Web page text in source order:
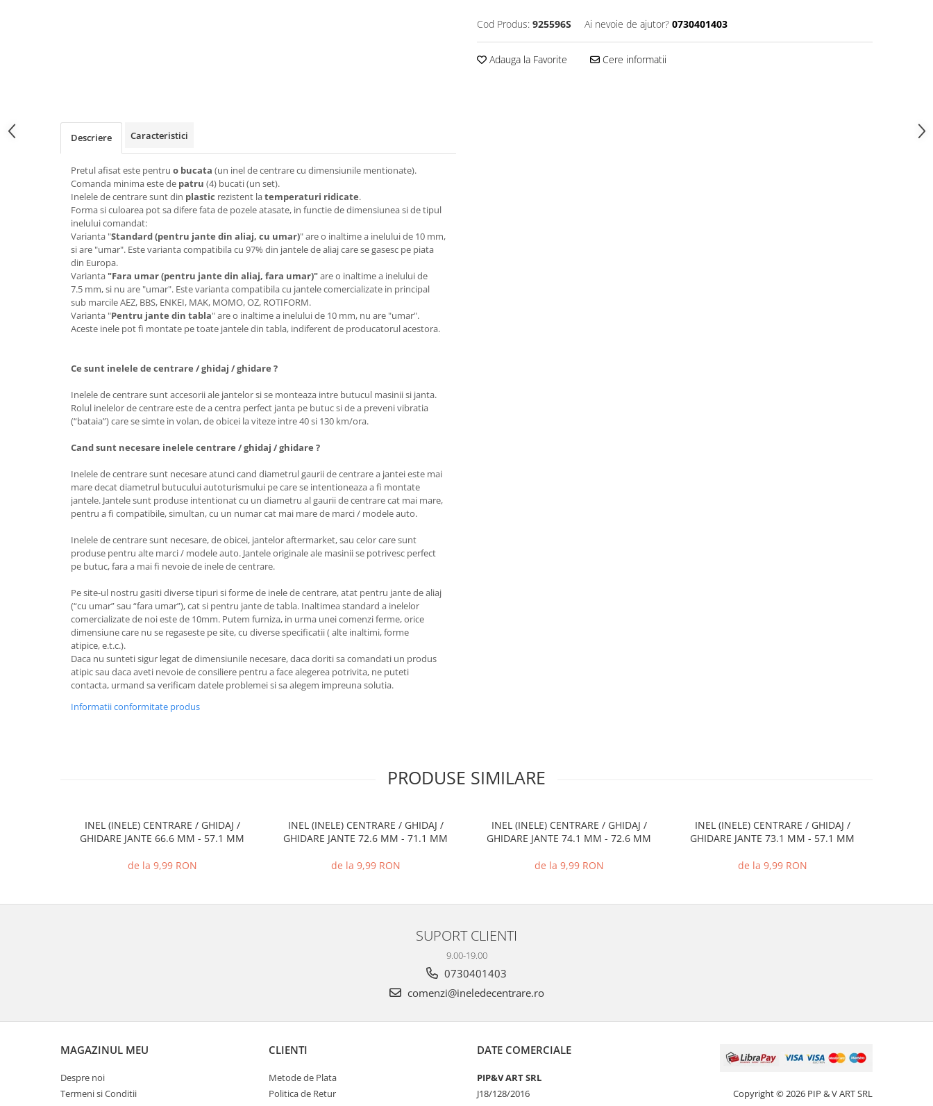
Cod Produs: 925596S Ai nevoie de ajutor? 0730401403
Adauga la Favorite Cere informatii
Descriere Caracteristici
Pretul afisat este pentru o bucata (un inel de centrare cu dimensiunile mentionate).
Comanda minima este de patru (4) bucati (un set).
Inelele de centrare sunt din plastic rezistent latemperaturi ridicate.
Forma si culoarea pot sa difere fata de pozele atasate, in functie de dimensiunea si de tipul
inelului comandat:
Varianta "Standard (pentru jante din aliaj, cu umar)" are o inaltime a inelului de 10 mm,
si are "umar". Este varianta compatibila cu 97% din jantele de aliaj care se gasesc pe piata
din Europa.
Varianta "Fara umar (pentru jante din aliaj, fara umar)"are o inaltime a inelului de
7.5 mm, si nu are "umar". Este varianta compatibila cu jantele comercializate in principal
sub marcile AEZ, BBS, ENKEI, MAK, MOMO, OZ, ROTIFORM.
Varianta "Pentru jante din tabla" are o inaltime a inelului de 10 mm, nu are "umar".
Aceste inele pot fi montate pe toate jantele din tabla, indiferent de producatorul acestora.
Ce sunt inelele de centrare / ghidaj / ghidare ?
Inelele de centrare sunt accesorii ale jantelor si se monteaza intre butucul masinii si janta.
Rolul inelelor de centrare este de a centra perfect janta pe butuc si de a preveni vibratia
(“bataia”) care se simte in volan, de obicei la viteze intre 40 si 130 km/ora.
Cand sunt necesare inelele centrare / ghidaj / ghidare ?
Inelele de centrare sunt necesare atunci cand diametrul gaurii de centrare a jantei este mai
mare decat diametrul butucului autoturismului pe care se intentioneaza a fi montate
jantele. Jantele sunt produse intentionat cu un diametru al gaurii de centrare cat mai mare,
pentru a fi compatibile, simultan, cu un numar cat mai mare de marci / modele auto.
Inelele de centrare sunt necesare, de obicei, jantelor aftermarket, sau celor care sunt
produse pentru alte marci / modele auto. Jantele originale ale masinii se potrivesc perfect
pe butuc, fara a mai fi nevoie de inele de centrare.
Pe site-ul nostru gasiti diverse tipuri si forme de inele de centrare, atat pentru jante de aliaj
(“cu umar” sau “fara umar”), cat si pentru jante de tabla. Inaltimea standard a inelelor
comercializate de noi este de 10mm. Putem furniza, in urma unei comenzi ferme, orice
dimensiune care nu se regaseste pe site, cu diverse specificatii ( alte inaltimi, forme
atipice, e.t.c.).
Daca nu sunteti sigur legat de dimensiunile necesare, daca doriti sa comandati un produs
atipic sau daca aveti nevoie de consiliere pentru a face alegerea potrivita, ne puteti
contacta, urmand sa verificam datele problemei si sa alegem impreuna solutia.
Informatii conformitate produs
PRODUSE SIMILARE
INEL (INELE) CENTRARE / GHIDAJ /
GHIDARE JANTE 66.6 MM - 57.1 MM
de la 9,99 RON
INEL (INELE) CENTRARE / GHIDAJ /
GHIDARE JANTE 72.6 MM - 71.1 MM
de la 9,99 RON
INEL (INELE) CENTRARE / GHIDAJ /
GHIDARE JANTE 74.1 MM - 72.6 MM
de la 9,99 RON
INEL (INELE) CENTRARE / GHIDAJ /
GHIDARE JANTE 73.1 MM - 57.1 MM
de la 9,99 RON
SUPORT CLIENTI
9.00-19.00
0730401403
comenzi@ineledecentrare.ro
MAGAZINUL MEU
Despre noi
Termeni si Conditii
CLIENTI
Metode de Plata
Politica de Retur
DATE COMERCIALE
PIP&V ART SRL
J18/128/2016
Copyright © 2026 PIP & V ART SRL